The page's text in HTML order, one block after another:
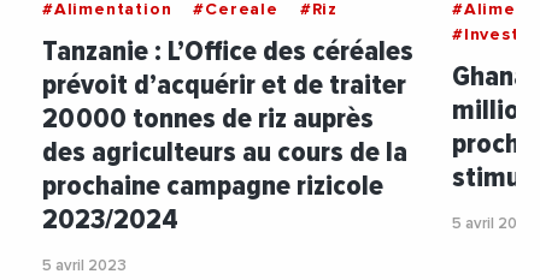
#Alimentation
#Cereale #Riz
Tanzanie : L’Office des céréales
prévoit d’acquérir et de traiter
20 000 tonnes de riz auprès
des agriculteurs au cours de la
prochaine campagne rizicole
2023/2024
5 avril 2023
Ghana
5 avril 2023